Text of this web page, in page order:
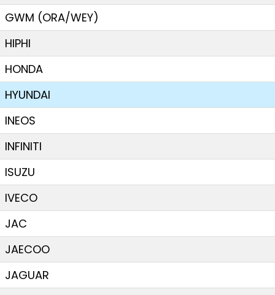
GWM (ORA/WEY)
HIPHI
HONDA
HYUNDAI
INEOS
INFINITI
ISUZU
IVECO
JAC
JAECOO
JAGUAR